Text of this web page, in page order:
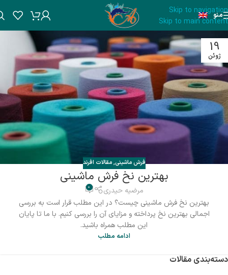
Skip to navigation
Skip to main content
منو
19
ژوئن
فرش ماشینی,مقالات افرند
بهترین نخ فرش ماشینی
مرضیه حیدری 0
بهترین نخ فرش ماشینی چیست؟ در این مطلب قرار است به بررسی
اجمالی بهترین نخ پرداخته و مزایای آن را بررسی کنیم. با ما تا پایان
این مطلب همراه باشید.
ادامه مطلب
دسته‌بندی مقالات